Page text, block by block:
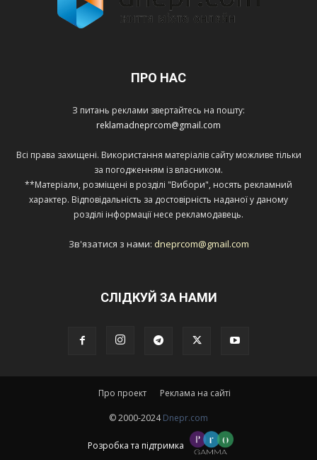
ПРО НАС
З питань реклами звертайтесь на пошту:
reklamadneprcom@gmail.com
Всі права захищені. Використання матеріалів сайту можливе тільки
за погодженням із власником.
**Матеріали, розміщені в розділі "Вибори", носять рекламний
характер. Відповідальність за достовірність наданої у даному
розділі інформації несе рекламодавець.
Зв'язатися з нами: dneprcom@gmail.com
СЛІДКУЙ ЗА НАМИ
Про проект Реклама на сайті
© 2000-2024Dnepr.com
Розробка та підтримка